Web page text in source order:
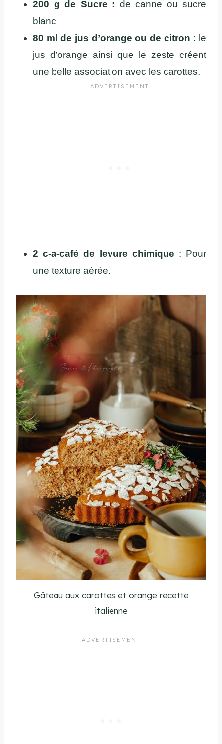
200 g de Sucre : de canne ou sucre
blanc
80 ml de jus d’orange ou de citron : le
jus d’orange ainsi que le zeste créent
une belle association avec les carottes.
2 c-a-café de levure chimique : Pour
une texture aérée.
Gâteau aux carottes et orange recette
italienne